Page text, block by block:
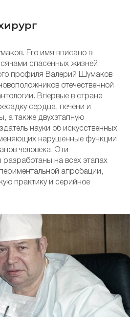
Его имя вписано в
спасенных жизней.
профиля Валерий Шумаков
отечественной
Впервые в стране
сердца, печени и
а также двухэтапную
науки об искусственных
нарушенные функции
человека. Эти
разработаны на всех этапах
апробации,
практику и серийное